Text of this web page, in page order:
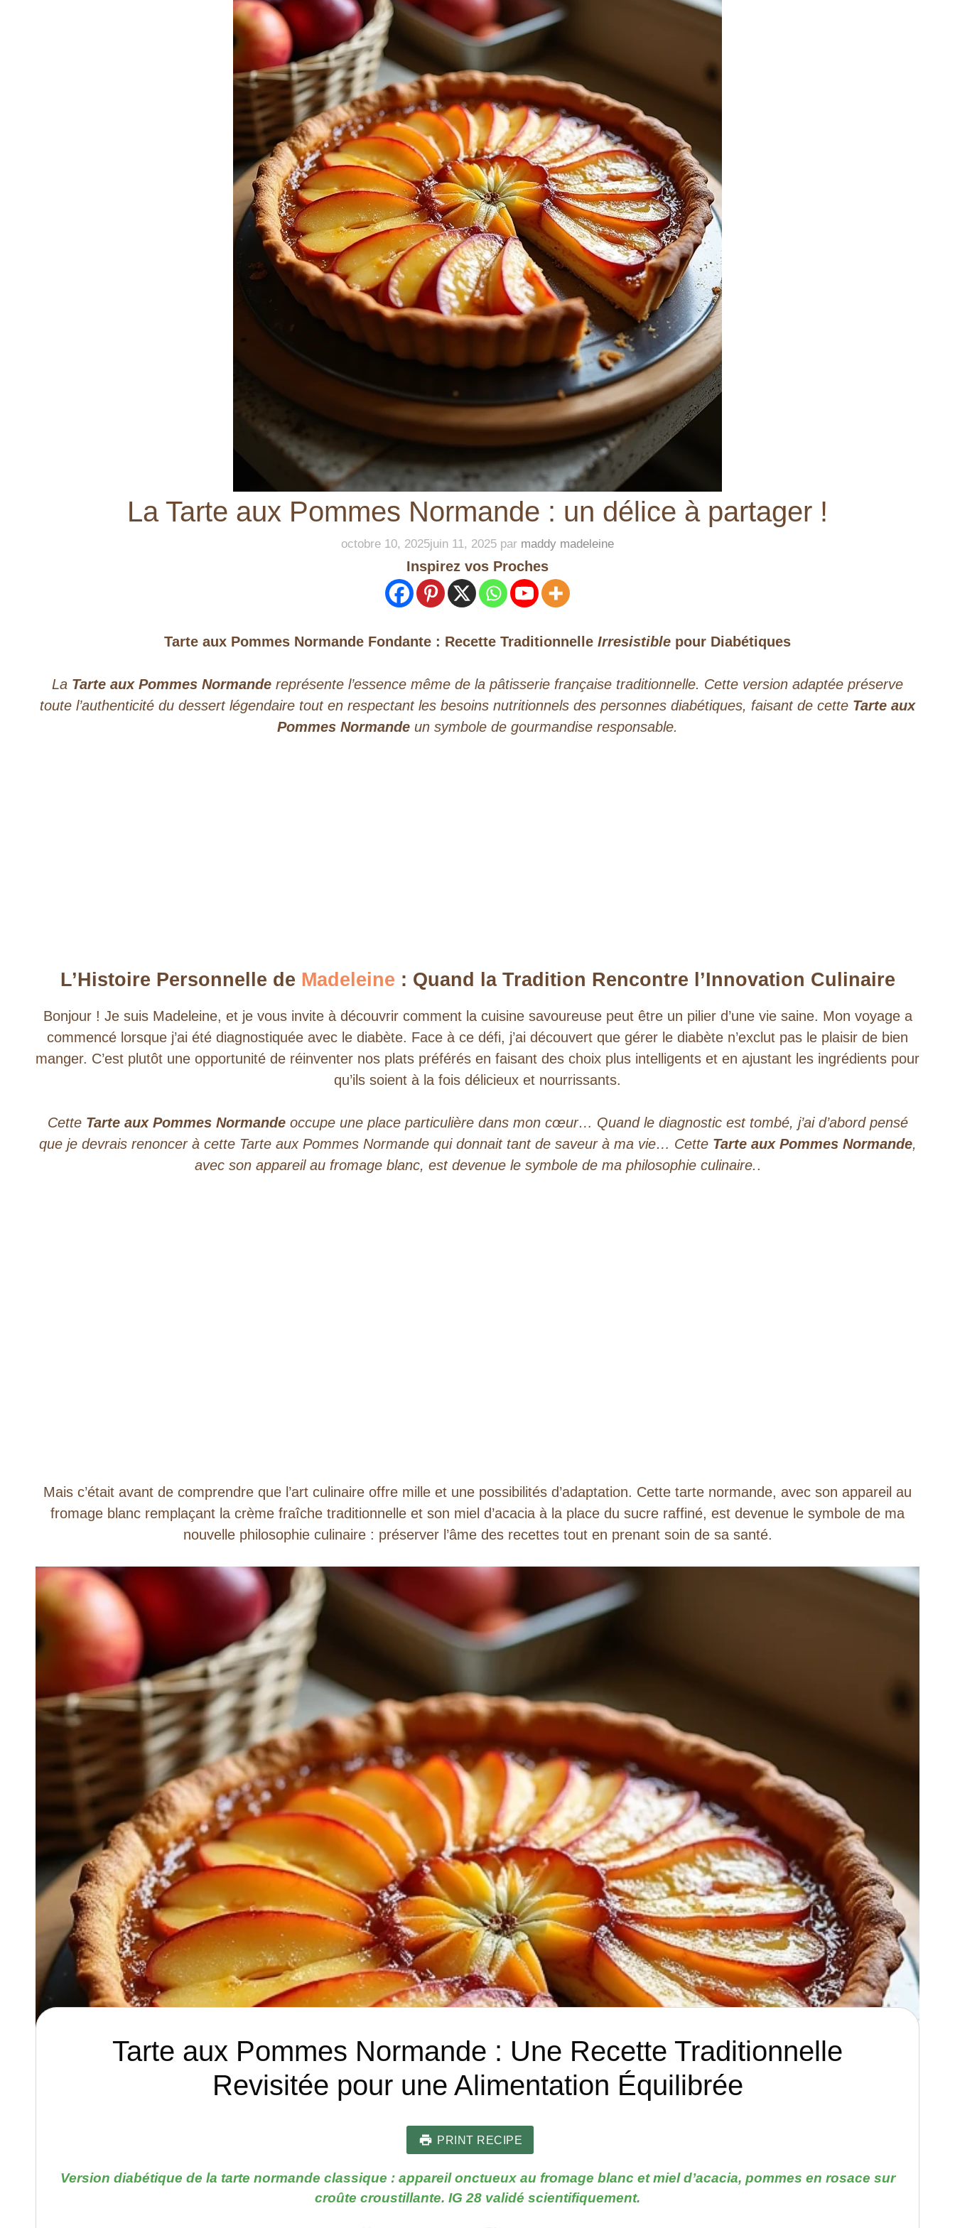
La Tarte aux Pommes Normande : un délice à partager !
octobre 10, 2025juin 11, 2025 par maddy madeleine
Inspirez vos Proches
Tarte aux Pommes Normande Fondante : Recette Traditionnelle Irresistible pour Diabétiques
La Tarte aux Pommes Normande représente l’essence même de la pâtisserie française traditionnelle. Cette version adaptée préserve
toute l’authenticité du dessert légendaire tout en respectant les besoins nutritionnels des personnes diabétiques, faisant de cette Tarte aux
Pommes Normande un symbole de gourmandise responsable.
L’Histoire Personnelle de Madeleine : Quand la Tradition Rencontre l’Innovation Culinaire
Bonjour ! Je suis Madeleine, et je vous invite à découvrir comment la cuisine savoureuse peut être un pilier d’une vie saine. Mon voyage a
commencé lorsque j’ai été diagnostiquée avec le diabète. Face à ce défi, j’ai découvert que gérer le diabète n’exclut pas le plaisir de bien
manger. C’est plutôt une opportunité de réinventer nos plats préférés en faisant des choix plus intelligents et en ajustant les ingrédients pour
qu’ils soient à la fois délicieux et nourrissants.
Cette Tarte aux Pommes Normandeoccupe une place particulière dans mon cœur… Quand le diagnostic est tombé, j’ai d’abord pensé
que je devrais renoncer à cette Tarte aux Pommes Normande qui donnait tant de saveur à ma vie… Cette Tarte aux Pommes Normande,
avec son appareil au fromage blanc, est devenue le symbole de ma philosophie culinaire..
Mais c’était avant de comprendre que l’art culinaire offre mille et une possibilités d’adaptation. Cette tarte normande, avec son appareil au
fromage blanc remplaçant la crème fraîche traditionnelle et son miel d’acacia à la place du sucre raffiné, est devenue le symbole de ma
nouvelle philosophie culinaire : préserver l’âme des recettes tout en prenant soin de sa santé.
Tarte aux Pommes Normande : Une Recette Traditionnelle
Revisitée pour une Alimentation Équilibrée
PRINT RECIPE
Version diabétique de la tarte normande classique : appareil onctueux au fromage blanc et miel d’acacia, pommes en rosace sur
croûte croustillante. IG 28 validé scientifiquement.